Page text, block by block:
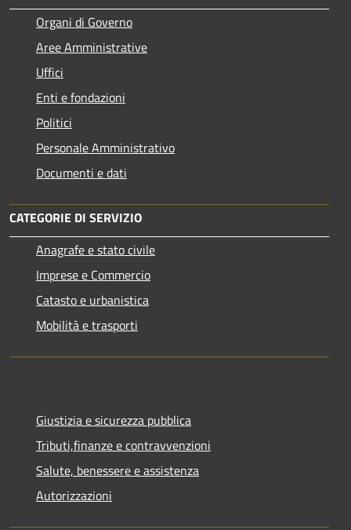
Organi di Governo
Aree Amministrative
Uffici
Enti e fondazioni
Politici
Personale Amministrativo
Documenti e dati
CATEGORIE DI SERVIZIO
Anagrafe e stato civile
Imprese e Commercio
Catasto e urbanistica
Mobilità e trasporti
Giustizia e sicurezza pubblica
Tributi,finanze e contravvenzioni
Salute, benessere e assistenza
Autorizzazioni